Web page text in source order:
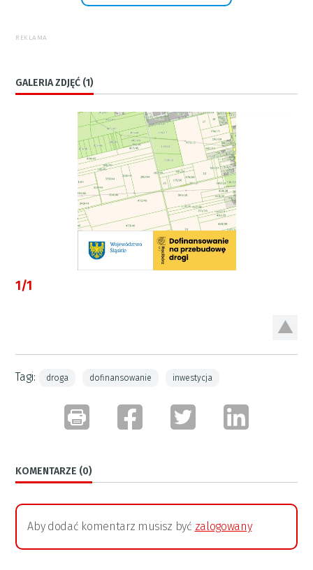
REKLAMA
GALERIA ZDJĘĆ (1)
1/1
Tagi: droga dofinansowanie inwestycja
KOMENTARZE (0)
Aby dodać komentarz musisz być zalogowany